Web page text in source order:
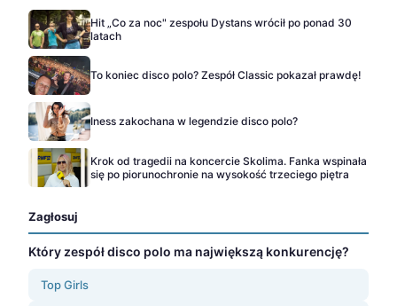
Hit „Co za noc" zespołu Dystans wrócił po ponad 30
latach
To koniec disco polo? Zespół Classic pokazał prawdę!
Iness zakochana w legendzie disco polo?
Krok od tragedii na koncercie Skolima. Fanka wspinała
się po piorunochronie na wysokość trzeciego piętra
Zagłosuj
Który zespół disco polo ma największą konkurencję?
Top Girls